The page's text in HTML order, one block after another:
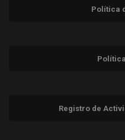
Política
Registro de